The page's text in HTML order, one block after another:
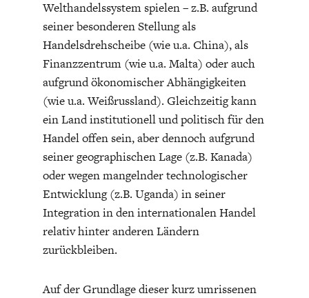
Welthandelssystem spielen – z.B. aufgrund
seiner besonderen Stellung als
Handelsdrehscheibe (wie u.a. China), als
Finanzzentrum (wie u.a. Malta) oder auch
aufgrund ökonomischer Abhängigkeiten
(wie u.a. Weißrussland). Gleichzeitig kann
ein Land institutionell und politisch für den
Handel offen sein, aber dennoch aufgrund
seiner geographischen Lage (z.B. Kanada)
oder wegen mangelnder technologischer
Entwicklung (z.B. Uganda) in seiner
Integration in den internationalen Handel
relativ hinter anderen Ländern
zurückbleiben.
Auf der Grundlage dieser kurz umrissenen